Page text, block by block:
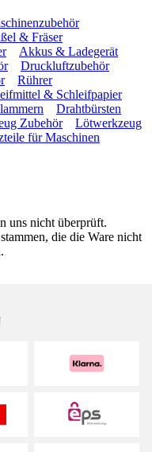
& Fräser
Akkus & Ladegerät
Druckluftzubehör
Rührer
& Schleifpapier
Drahtbürsten
Zubehör
Lötwerkzeug
für Maschinen
uns nicht überprüft.
die die Ware nicht